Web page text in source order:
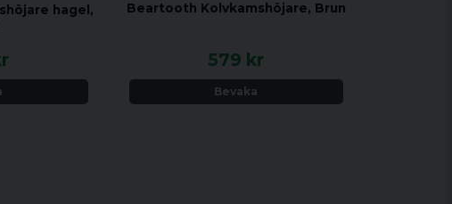
hagel,
Beartooth Kolvkamshöjare, Brun
579 kr
Bevaka